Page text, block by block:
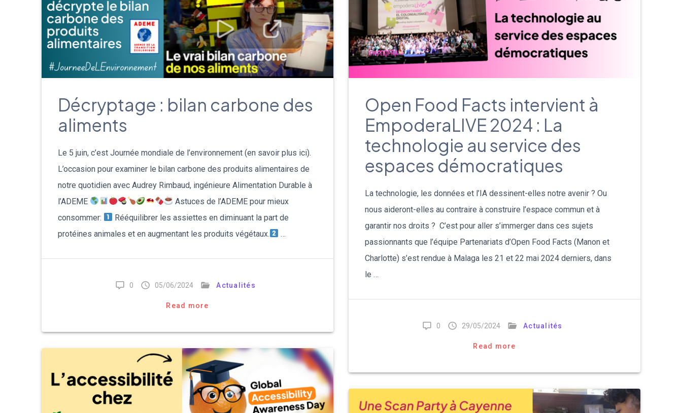
Deutsch
Italiano
Dansk
Čeština
Română
Décryptage : bilan carbone des
aliments
Le 5 juin, c’est Journée mondiale de l’environnement (en savoir plus ici).
L’occasion pour examiner le bilan carbone des produits alimentaires de
notre quotidien avec Audrey Rimbaud, ingénieure Alimentation Durable à
l’ADEME
Astuces de l’ADEME pour mieux
consommer:
Rééquilibrer les assiettes en diminuant la part de
protéines animales et en augmentant les produits végétaux.
…
0 05/06/2024 Actualités
Read more
Open Food Facts intervient à
EmpoderaLIVE 2024 : La
technologie au service des
espaces démocratiques
La technologie, les données et l’IA dessinent-elles notre avenir ? Ou
nous aideront-elles au contraire à construire l’espace commun et à
garantir nos droits ? C’est pour aller s’immerger dans ces sujets
passionnants que l’équipe Partenariats d’Open Food Facts (Manon et
Charlotte) s’est rendue à Malaga les 21 et 22 mai 2024 derniers, dans
le …
0 29/05/2024 Actualités
Read more